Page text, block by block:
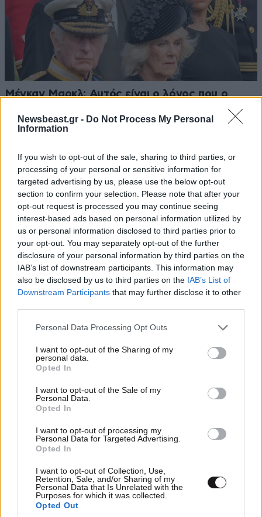
Newsbeast.gr - Do Not Process My Personal
Information
If you wish to opt-out of the sale, sharing to third parties, or
processing of your personal or sensitive information for
targeted advertising by us, please use the below opt-out
section to confirm your selection. Please note that after your
opt-out request is processed you may continue seeing
interest-based ads based on personal information utilized by
us or personal information disclosed to third parties prior to
your opt-out. You may separately opt-out of the further
disclosure of your personal information by third parties on the
IAB’s list of downstream participants. This information may
also be disclosed by us to third parties on the IAB’s List of
Downstream Participants that may further disclose it to other
Please note that this website/app uses one or more Google
not limited to your visit or usage behaviour. You may click to
grant or deny consent to Google and its third-party tags to
use your data for below specified purposes in below Google
consent section.
Personal Data Processing Opt Outs
I want to opt-out of the Sharing of my
personal data.
Opted In
I want to opt-out of the Sale of my
Personal Data.
Opted In
I want to opt-out of processing my
Personal Data for Targeted Advertising.
Opted In
I want to opt-out of Collection, Use,
Retention, Sale, and/or Sharing of my
Personal Data that Is Unrelated with the
Purposes for which it was collected.
Opted Out
Μέγκαν Μαρκλ: Αυτός είναι ο λόγος που ο
βασιλιάς Κάρολος δεν της ευχήθηκε δημόσια
για τα γενέθλιά της
Ακολουθήστε τοNEWSBEASTστοGoogle News
και μάθετε πρώτοι όλες τις ειδήσεις
ΣΧΌΛΙΑ ΑΝΑΓΝΩΣΤΏΝ